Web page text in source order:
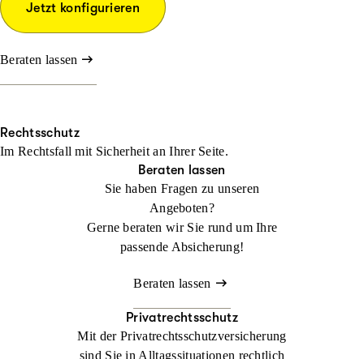
Jetzt konfigurieren
Beraten lassen
Rechtsschutz
Im Rechtsfall mit Sicher­heit an Ihrer Seite.
Beraten lassen
Sie haben Fragen zu unseren
Angeboten?
Gerne beraten wir Sie rund um Ihre
passende Absicherung!
Beraten lassen
Privatrechtsschutz
Mit der Privatrechtsschutzversicherung
sind Sie in Alltagssituationen rechtlich